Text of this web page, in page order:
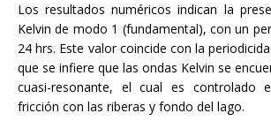
Los resultados numéricos indican la
Kelvin de modo 1 (fundamental), con un
24 hrs. Este valor coincide con la
que se infiere que las ondas Kelvin se
cuasi-resonante, el cual es controlado
fricción con las riberas y fondo del lago.